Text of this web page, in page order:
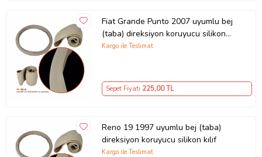
Fiat Grande Punto 2007 uyumlu bej
(taba) direksiyon koruyucu silikon
kılıf
Kargo ile Teslimat
Sepet Fiyatı 225,00 TL
Reno 19 1997 uyumlu bej (taba)
direksiyon koruyucu silikon kılıf
Kargo ile Teslimat